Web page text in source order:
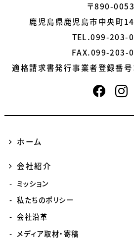
〒890-0053
鹿児島県鹿児島市中央町
TEL.099-203-
FAX.099-203-
適格請求書発行事業者登録番号
ホーム
会社紹介
ミッション
私たちのポリシー
会社沿革
メディア取材・寄稿